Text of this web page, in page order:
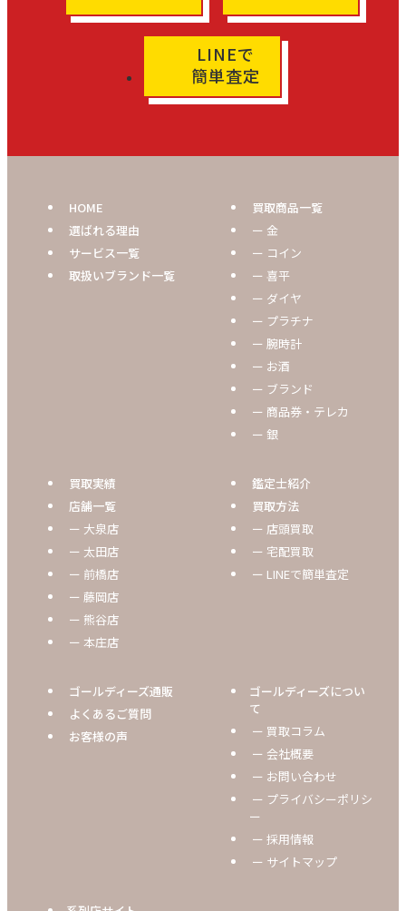
LINEで
簡単査定
HOME
選ばれる理由
サービス一覧
取扱いブランド一覧
買取商品一覧
ー 金
ー コイン
ー 喜平
ー ダイヤ
ー プラチナ
ー 腕時計
ー お酒
ー ブランド
ー 商品券・テレカ
ー 銀
買取実績
店舗一覧
ー 大泉店
ー 太田店
ー 前橋店
ー 藤岡店
ー 熊谷店
ー 本庄店
鑑定士紹介
買取方法
ー 店頭買取
ー 宅配買取
ー LINEで簡単査定
ゴールディーズ通販
よくあるご質問
お客様の声
ゴールディーズについ
て
ー 買取コラム
ー 会社概要
ー お問い合わせ
ー プライバシーポリシ
ー
ー 採用情報
ー サイトマップ